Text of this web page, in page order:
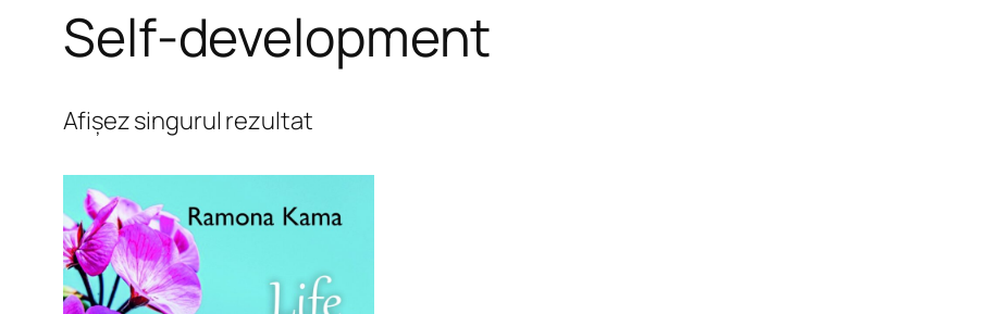
Self-development
Afișez singurul rezultat